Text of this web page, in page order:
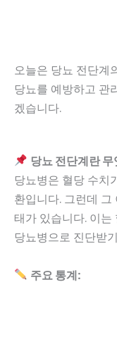
오늘은 당뇨 전단계
당뇨를 예방하고 관
겠습니다.
당뇨 전단계란
당뇨병은 혈당 수치
환입니다. 그런데 그
태가 있습니다. 이
당뇨병으로 진단받
주요 통계: